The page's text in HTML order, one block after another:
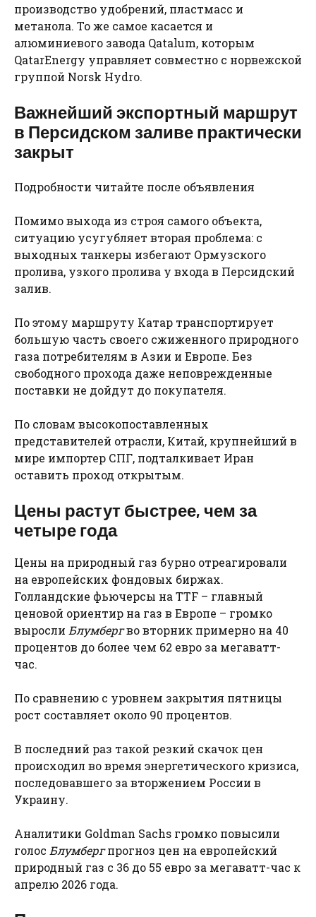
производство удобрений, пластмасс и
метанола. То же самое касается и
алюминиевого завода Qatalum, которым
QatarEnergy управляет совместно с норвежской
группой Norsk Hydro.
Важнейший экспортный маршрут
в Персидском заливе практически
закрыт
Подробности читайте после объявления
Помимо выхода из строя самого объекта,
ситуацию усугубляет вторая проблема: с
выходных танкеры избегают Ормузского
пролива, узкого пролива у входа в Персидский
залив.
По этому маршруту Катар транспортирует
большую часть своего сжиженного природного
газа потребителям в Азии и Европе. Без
свободного прохода даже неповрежденные
поставки не дойдут до покупателя.
По словам высокопоставленных
представителей отрасли, Китай, крупнейший в
мире импортер СПГ, подталкивает Иран
оставить проход открытым.
Цены растут быстрее, чем за
четыре года
Цены на природный газ бурно отреагировали
на европейских фондовых биржах.
Голландские фьючерсы на TTF – главный
ценовой ориентир на газ в Европе – громко
выросли Блумбергво вторник примерно на 40
процентов до более чем 62 евро за мегаватт-
час.
По сравнению с уровнем закрытия пятницы
рост составляет около 90 процентов.
В последний раз такой резкий скачок цен
происходил во время энергетического кризиса,
последовавшего за вторжением России в
Украину.
Аналитики Goldman Sachs громко повысили
голос Блумбергпрогноз цен на европейский
природный газ с 36 до 55 евро за мегаватт-час к
апрелю 2026 года.